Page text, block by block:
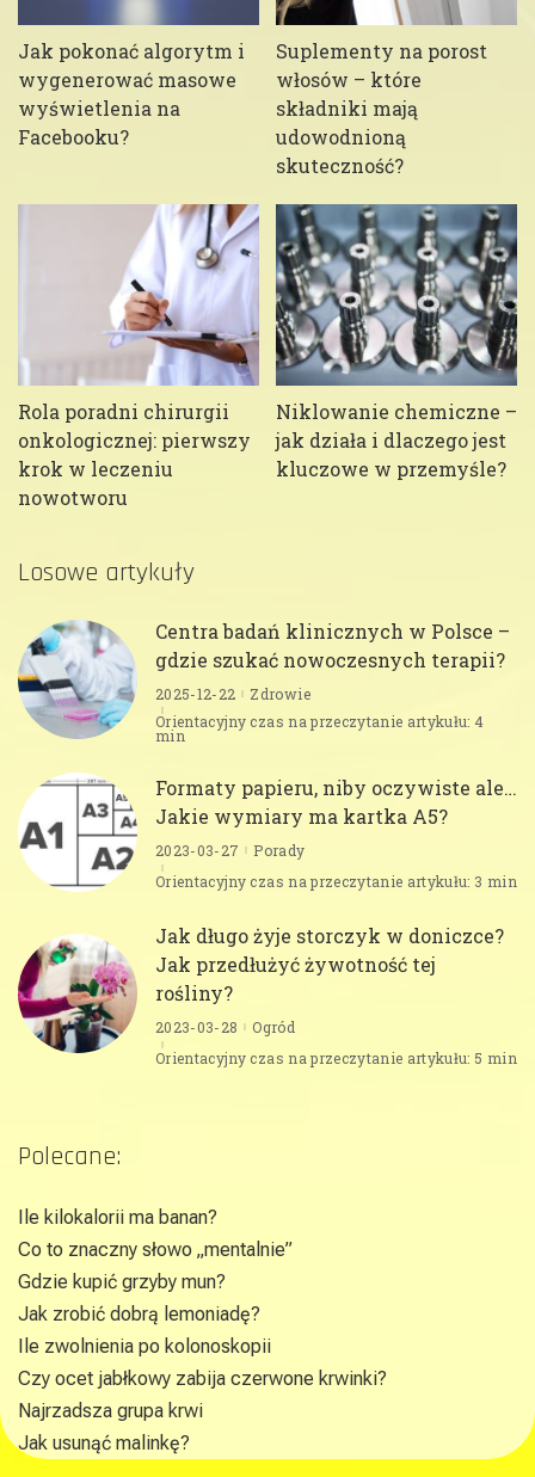
Jak pokonać algorytm i
wygenerować masowe
wyświetlenia na
Facebooku?
Suplementy na porost
włosów – które
składniki mają
udowodnioną
skuteczność?
Rola poradni chirurgii
onkologicznej: pierwszy
krok w leczeniu
nowotworu
Niklowanie chemiczne –
jak działa i dlaczego jest
kluczowe w przemyśle?
Losowe artykuły
Centra badań klinicznych w Polsce –
gdzie szukać nowoczesnych terapii?
2025-12-22
Zdrowie
Orientacyjny czas na przeczytanie artykułu: 4
min
Formaty papieru, niby oczywiste ale…
Jakie wymiary ma kartka A5?
2023-03-27
Porady
Orientacyjny czas na przeczytanie artykułu: 3 min
Jak długo żyje storczyk w doniczce?
Jak przedłużyć żywotność tej
rośliny?
2023-03-28
Ogród
Orientacyjny czas na przeczytanie artykułu: 5 min
Polecane:
Ile kilokalorii ma banan?
Co to znaczny słowo „mentalnie”
Gdzie kupić grzyby mun?
Jak zrobić dobrą lemoniadę?
Ile zwolnienia po kolonoskopii
Czy ocet jabłkowy zabija czerwone krwinki?
Najrzadsza grupa krwi
Jak usunąć malinkę?